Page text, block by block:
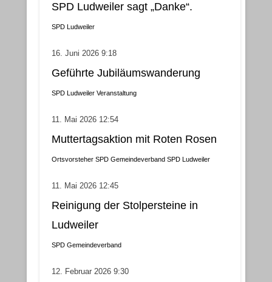
SPD Ludweiler sagt „Danke“.
SPD Ludweiler
16. Juni 2026 9:18
Geführte Jubiläumswanderung
SPD Ludweiler Veranstaltung
11. Mai 2026 12:54
Muttertagsaktion mit Roten Rosen
Ortsvorsteher SPD Gemeindeverband SPD Ludweiler
11. Mai 2026 12:45
Reinigung der Stolpersteine in
Ludweiler
SPD Gemeindeverband
12. Februar 2026 9:30